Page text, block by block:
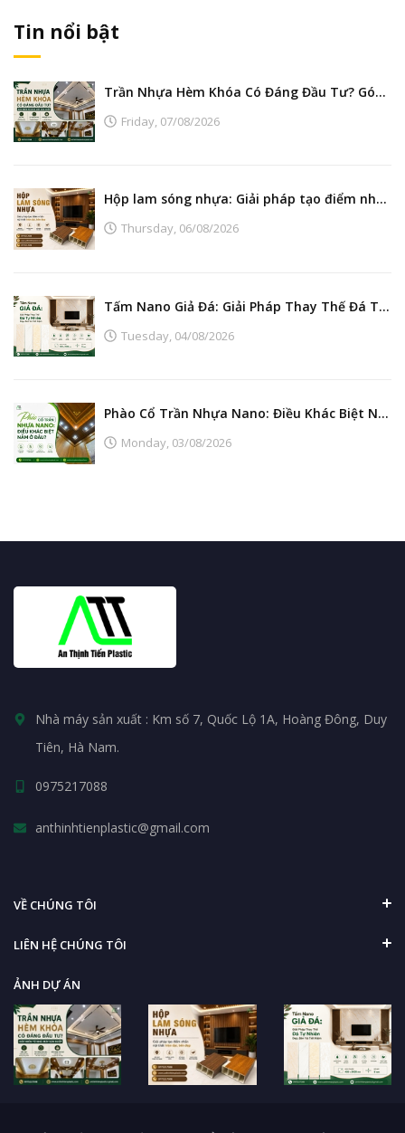
Tin nổi bật
Trần Nhựa Hèm Khóa Có Đáng Đầu Tư? Góc Nhìn Từ Nhà Máy Sản Xuất
Friday, 07/08/2026
Hộp lam sóng nhựa: Giải pháp tạo điểm nhấn nội thất hiện đại, bền đẹp
Thursday, 06/08/2026
Tấm Nano Giả Đá: Giải Pháp Thay Thế Đá Tự Nhiên Đẹp, Bền Và Tiết Kiệm
Tuesday, 04/08/2026
Phào Cổ Trần Nhựa Nano: Điều Khác Biệt Nằm Ở Đâu?
Monday, 03/08/2026
Nhà máy sản xuất : Km số 7, Quốc Lộ 1A, Hoàng Đông, Duy
Tiên, Hà Nam.
0975217088
anthinhtienplastic@gmail.com
VỀ CHÚNG TÔI
LIÊN HỆ CHÚNG TÔI
ẢNH DỰ ÁN